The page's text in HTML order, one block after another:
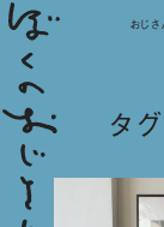
おじ
タ